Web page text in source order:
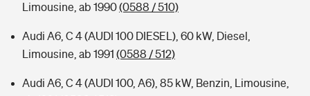
Limousine, ab 1990(0588 / 510)
Audi A6, C 4 (AUDI 100 DIESEL), 60 kW, Diesel,
Limousine, ab 1991 (0588 / 512)
Audi A6, C 4 (AUDI 100, A6), 85 kW, Benzin, Limousine,